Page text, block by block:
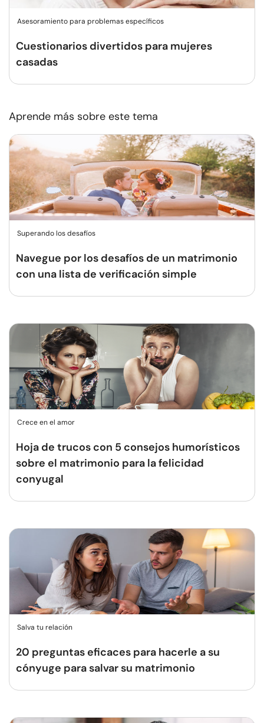
Asesoramiento para problemas específicos
Cuestionarios divertidos para mujeres
casadas
Aprende más sobre este tema
Superando los desafíos
Navegue por los desafíos de un matrimonio
con una lista de verificación simple
Crece en el amor
Hoja de trucos con 5 consejos humorísticos
sobre el matrimonio para la felicidad
conyugal
Salva tu relación
20 preguntas eficaces para hacerle a su
cónyuge para salvar su matrimonio